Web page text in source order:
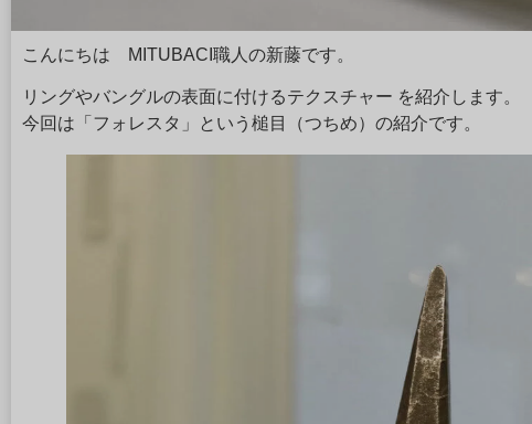
こんにちは MITUBACI職人の新藤です。
リングやバングルの表面に付けるテクスチャー を紹介します。
今回は「フォレスタ」という槌目（つちめ）の紹介です。